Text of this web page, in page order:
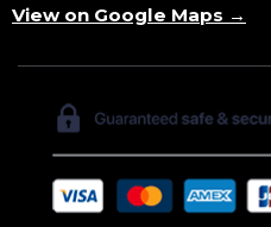
View on Google Maps →